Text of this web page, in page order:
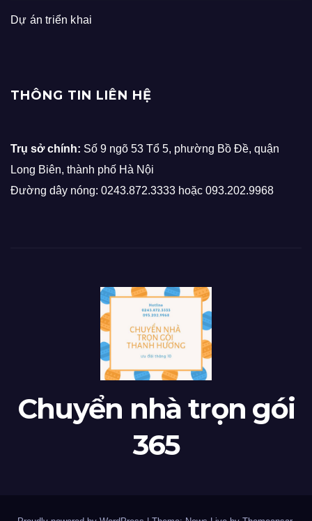
Dự án triển khai
THÔNG TIN LIÊN HỆ
Trụ sở chính: Số 9 ngõ 53 Tổ 5, phường Bồ Đề, quận
Long Biên, thành phố Hà Nội
Đường dây nóng: 0243.872.3333 hoặc 093.202.9968
Chuyển nhà trọn gói
365